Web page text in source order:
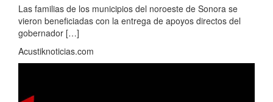
Las familias de los municipios del noroeste de Sonora se
vieron beneficiadas con la entrega de apoyos directos del
gobernador […]
Acustiknoticias.com